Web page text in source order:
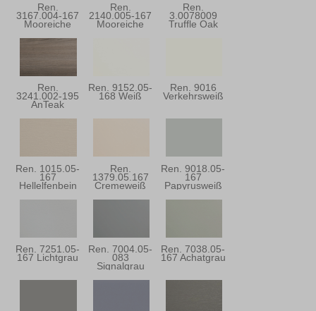
Ren.
3167.004-167
Mooreiche
Ren.
2140.005-167
Mooreiche
Ren.
3.0078009
Truffle Oak
Ren.
3241.002-195
AnTeak
Ren. 9152.05-
168 Weiß
Ren. 9016
Verkehrsweiß
Ren. 1015.05-
167
Hellelfenbein
Ren.
1379.05.167
Cremeweiß
Ren. 9018.05-
167
Papyrusweiß
Ren. 7251.05-
167 Lichtgrau
Ren. 7004.05-
083
Signalgrau
Ren. 7038.05-
167 Achatgrau